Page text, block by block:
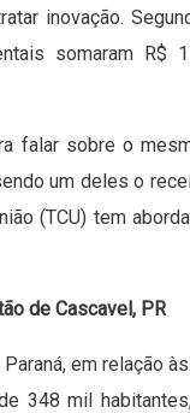
inovação.
somaram R$
falar sobre o
um deles o
(TCU) tem
de Cascavel, PR
em relação
348 mil